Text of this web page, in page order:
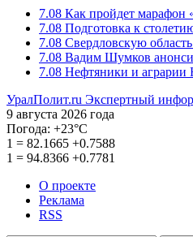
7.08 Как пройдет марафон
7.08 Подготовка к
7.08 Свердловскую
7.08 Вадим Шумков
7.08 Нефтяники и аграрии
УралПолит.ru Экспертный
9 августа 2026 года
Погода: +23°С
1 = 82.1665 +0.7588
1 = 94.8366 +0.7781
О проекте
Реклама
RSS